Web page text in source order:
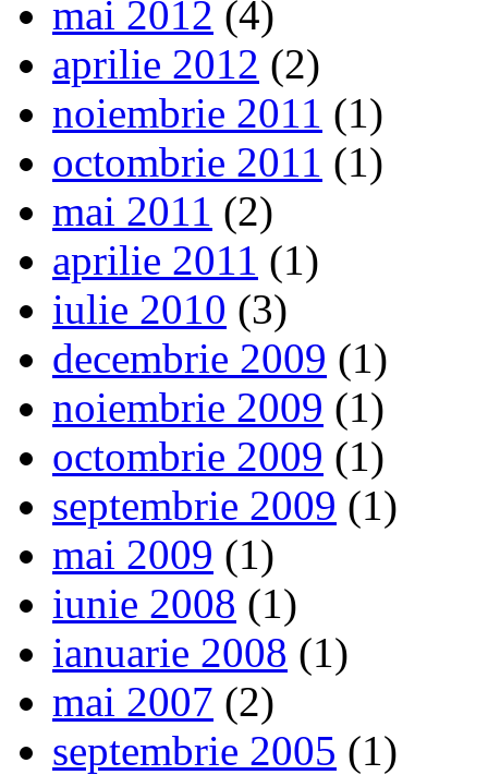
mai 2012 (4)
aprilie 2012 (2)
noiembrie 2011 (1)
octombrie 2011 (1)
mai 2011 (2)
aprilie 2011 (1)
iulie 2010 (3)
decembrie 2009 (1)
noiembrie 2009 (1)
octombrie 2009 (1)
septembrie 2009 (1)
mai 2009 (1)
iunie 2008 (1)
ianuarie 2008 (1)
mai 2007 (2)
septembrie 2005 (1)